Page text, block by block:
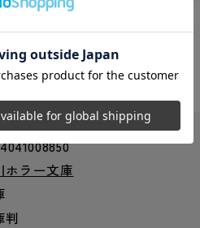
シェアする：
ホラー文庫
判